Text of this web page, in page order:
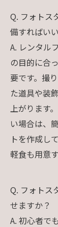
Q. フォトス
備すればい
A. レンタル
の目的に合
要です。撮
た道具や装
上がります
い場合は、
トを作成し
軽食も用意
Q. フォトス
せますか？
A. 初心者で